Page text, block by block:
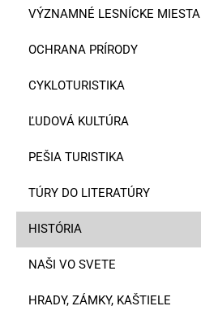
VÝZNAMNÉ LESNÍCKE MIESTA
OCHRANA PRÍRODY
CYKLOTURISTIKA
ĽUDOVÁ KULTÚRA
PEŠIA TURISTIKA
TÚRY DO LITERATÚRY
HISTÓRIA
NAŠI VO SVETE
HRADY, ZÁMKY, KAŠTIELE